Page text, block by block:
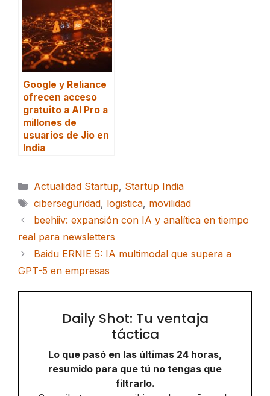
Google y Reliance
ofrecen acceso
gratuito a AI Pro a
millones de
usuarios de Jio en
India
Categorías
Actualidad Startup, Startup India
Etiquetas
ciberseguridad, logistica, movilidad
beehiiv: expansión con IA y analítica en tiempo
real para newsletters
Baidu ERNIE 5: IA multimodal que supera a
GPT-5 en empresas
Daily Shot: Tu ventaja
táctica
Lo que pasó en las últimas 24 horas,
resumido para que tú no tengas que
filtrarlo.